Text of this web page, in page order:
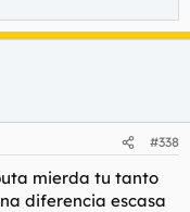
#338
mierda tu tanto
diferencia escasa